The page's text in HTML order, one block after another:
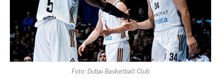
Foto: Dubai Basketball Club